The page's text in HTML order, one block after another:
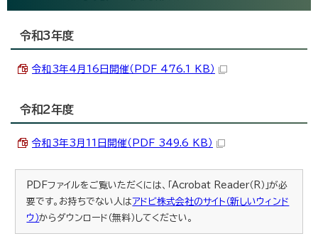
令和3年度
令和3年4月16日開催（PDF 476.1 KB）
令和2年度
令和3年3月11日開催（PDF 349.6 KB）
PDFファイルをご覧いただくには、「Acrobat Reader（R）」が必
要です。お持ちでない人はアドビ株式会社のサイト（新しいウィンド
ウ）からダウンロード（無料）してください。